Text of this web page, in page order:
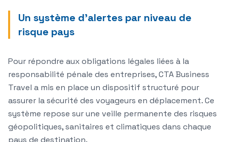
Un système d'alertes par niveau de
risque pays
Pour répondre aux obligations légales liées à la
responsabilité pénale des entreprises, CTA Business
Travel a mis en place un dispositif structuré pour
assurer la sécurité des voyageurs en déplacement. Ce
système repose sur une veille permanente des risques
géopolitiques, sanitaires et climatiques dans chaque
pays de destination.